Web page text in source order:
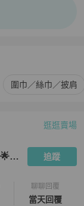
圍巾／絲巾／披肩
圈五星好店
逛逛賣場
Eluse luxury拍拍圈五星好店🌟🌟🌟🌟🌟 追蹤
聊聊回覆
當天回覆